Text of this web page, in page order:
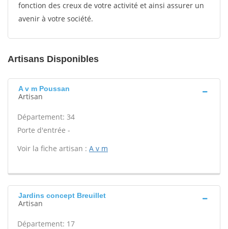
fonction des creux de votre activité et ainsi assurer un
avenir à votre société.
Artisans Disponibles
A v m Poussan
Artisan
Département: 34
Porte d'entrée -
Voir la fiche artisan : A v m
Jardins concept Breuillet
Artisan
Département: 17